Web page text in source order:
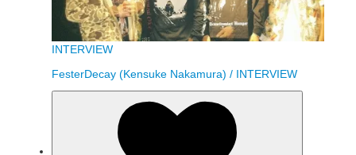
INTERVIEW
FesterDecay (Kensuke Nakamura) / INTERVIEW